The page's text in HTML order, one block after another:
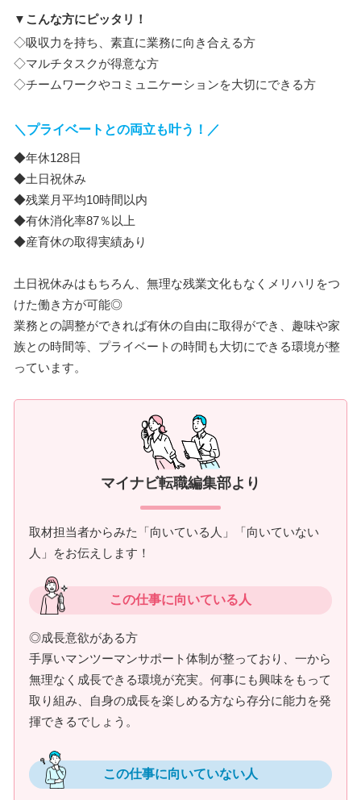
▼こんな方にピッタリ！
◇吸収力を持ち、素直に業務に向き合える方
◇マルチタスクが得意な方
◇チームワークやコミュニケーションを大切にできる方
＼プライベートとの両立も叶う！／
◆年休128日
◆土日祝休み
◆残業月平均10時間以内
◆有休消化率87％以上
◆産育休の取得実績あり
土日祝休みはもちろん、無理な残業文化もなくメリハリをつ
けた働き方が可能◎
業務との調整ができれば有休の自由に取得ができ、趣味や家
族との時間等、プライベートの時間も大切にできる環境が整
っています。
マイナビ転職編集部より
取材担当者からみた「向いている人」「向いていない
人」をお伝えします！
この仕事に向いている人
◎成長意欲がある方
手厚いマンツーマンサポート体制が整っており、一から
無理なく成長できる環境が充実。何事にも興味をもって
取り組み、自身の成長を楽しめる方なら存分に能力を発
揮できるでしょう。
この仕事に向いていない人